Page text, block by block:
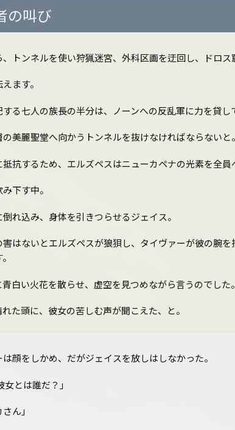
の叫び
トンネルを使い狩猟迷宮、外科区画を迂回し、ドロス
ます。
する七人の族長の半分は、ノーンへの反乱軍に力を貸し
美麗聖堂へ向かうトンネルを抜けなければならないと。
抗するため、エルズペスはニューカペナの光素を全員
下す中。
れ込み、身体を引きつらせるジェイス。
はないとエルズペスが狼狽し、タイヴァーが彼の腕
白い火花を散らせ、虚空を見つめながら言うのでした。
た頭に、彼女の苦しむ声が聞こえた、と。
顔をしかめ、だがジェイスを放しはしなかった。
女とは誰だ？」
ん」